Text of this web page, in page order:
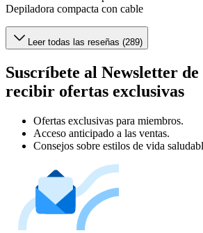
Depiladora compacta con cable
Leer todas las reseñas (289)
Suscríbete al Newsletter
recibir ofertas exclusivas
Ofertas exclusivas para miembros.
Acceso anticipado a las ventas.
Consejos sobre estilos de vida